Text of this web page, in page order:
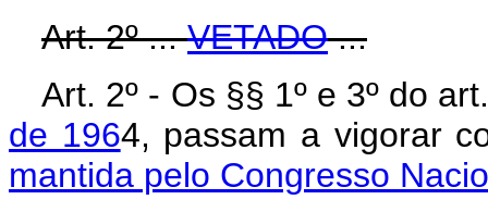
Art. 2º ...VETADO...
Art. 2º - Os §§ 1º e 3º do
de 1964, passam a
mantida pelo Congresso